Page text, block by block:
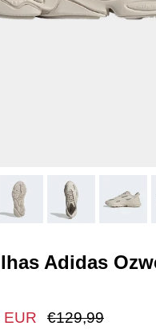
Adidas
€129,99